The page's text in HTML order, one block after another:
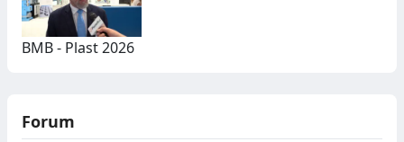
BMB - Plast 2026
Forum